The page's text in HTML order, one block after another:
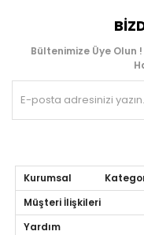
Bültenimize Üye Olun
Kurumsal
Müşteri İlişkileri
Yardım